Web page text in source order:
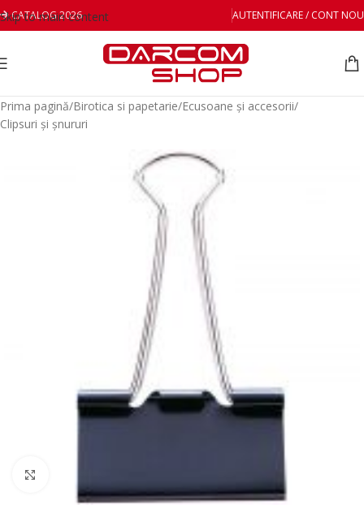
Skip to main content
CATALOG 2026 AUTENTIFICARE / CONT NOU
Prima pagină/Birotica si papetarie/Ecusoane și accesorii/
Clipsuri și șnururi